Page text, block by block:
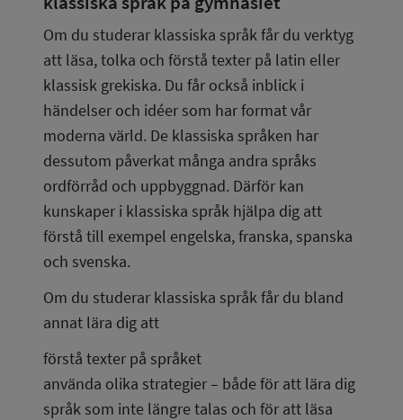
Om du studerar klassiska språk får du verktyg
att läsa, tolka och förstå texter på latin eller
klassisk grekiska. Du får också inblick i
händelser och idéer som har format vår
moderna värld. De klassiska språken har
dessutom påverkat många andra språks
ordförråd och uppbyggnad. Därför kan
kunskaper i klassiska språk hjälpa dig att
förstå till exempel engelska, franska, spanska
och svenska.
Om du studerar klassiska språk får du bland
annat lära dig att
förstå texter på språket
använda olika strategier – både för att lära dig
språk som inte längre talas och för att läsa